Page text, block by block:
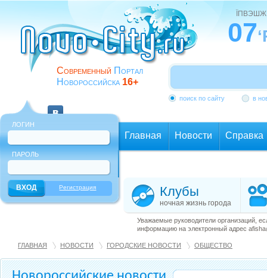
Современный Портал
Новороссийска 16+
07
поиск по сайту в
ЛОГИН
ПАРОЛЬ
Регистрация
Главная Новости Справка
Клубы
ночная жизнь города
Уважаемые руководители организаций,
информацию на электронный адрес
ГЛАВНАЯ НОВОСТИ ГОРОДСКИЕ НОВОСТИ ОБЩЕСТВО